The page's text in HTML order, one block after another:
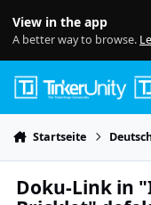
View in the app
A better way to browse.
Startseite
Doku-Link in